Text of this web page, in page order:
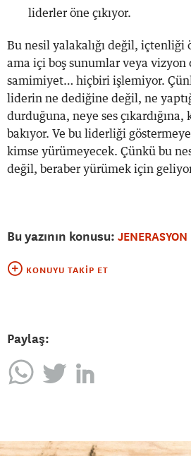
liderler öne çıkıyor.
Bu nesil yalakalığı değil, içtenliği
ama içi boş sunumlar veya vizyon
samimiyet… hiçbiri işlemiyor.
liderin ne dediğine değil, ne
durduğuna, neye ses çıkardığına,
bakıyor. Ve bu liderliği
kimse yürümeyecek. Çünkü bu
değil, beraber yürümek için
Bu yazının konusu: JENERASYON
KONUYU TAKIP ET
Paylaş: